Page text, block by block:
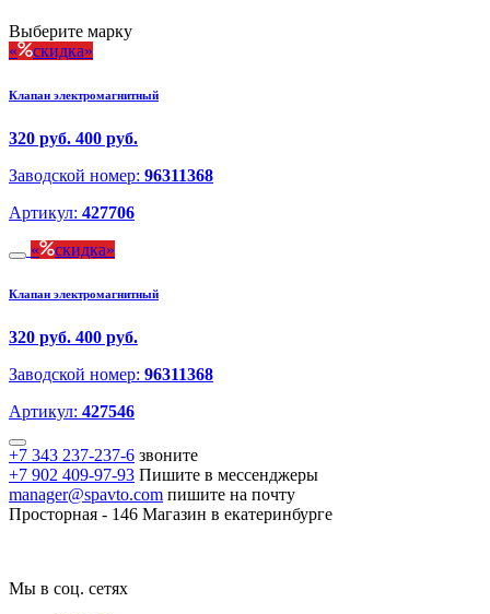
Выберите марку
скидка
Клапан электромагнитный
320 руб. 400 руб.
Заводской номер: 96311368
Артикул: 427706
скидка
Клапан электромагнитный
320 руб. 400 руб.
Заводской номер: 96311368
Артикул: 427546
+7 343 237-237-6 звоните
+7 902 409-97-93 Пишите в мессенджеры
manager@spavto.com пишите на почту
Просторная - 146 Магазин в екатеринбурге
Мы в соц. сетях